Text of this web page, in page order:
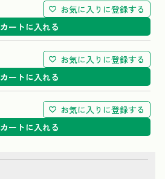
お気に入りに登録する
カートに入れる
お気に入りに登録する
カートに入れる
お気に入りに登録する
カートに入れる